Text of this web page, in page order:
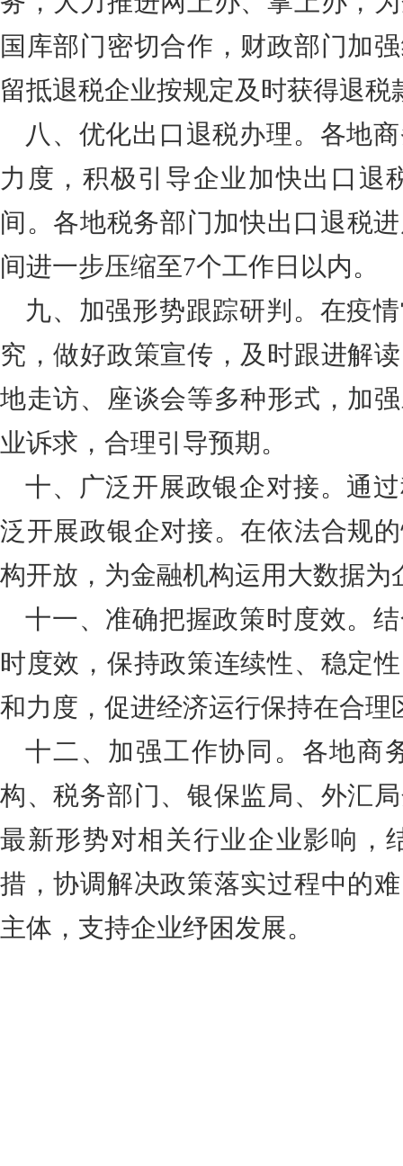
国库部门密切合作，财政部门加
留抵退税企业按规定及时获得退税
八、优化出口退税办理。各地
力度，积极引导企业加快出口退
间。各地税务部门加快出口退税
间进一步压缩至7个工作日以内。
九、加强形势跟踪研判。在疫
究，做好政策宣传，及时跟进解
地走访、座谈会等多种形式，加
业诉求，合理引导预期。
十、广泛开展政银企对接。通
泛开展政银企对接。在依法合规
构开放，为金融机构运用大数据
十一、准确把握政策时度效。
时度效，保持政策连续性、稳定
和力度，促进经济运行保持在合理
十二、加强工作协同。各地商
构、税务部门、银保监局、外汇
最新形势对相关行业企业影响，
措，协调解决政策落实过程中的
主体，支持企业纾困发展。